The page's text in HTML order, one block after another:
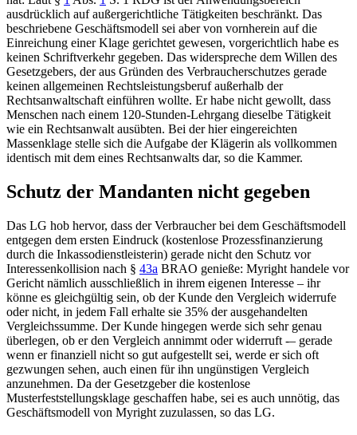
ausdrücklich auf außergerichtliche Tätigkeiten beschränkt. Das
beschriebene Geschäftsmodell sei aber von vornherein auf die
Einreichung einer Klage gerichtet gewesen, vorgerichtlich habe es
keinen Schriftverkehr gegeben. Das widerspreche dem Willen des
Gesetzgebers, der aus Gründen des Verbraucherschutzes gerade
keinen allgemeinen Rechtsleistungsberuf außerhalb der
Rechtsanwaltschaft einführen wollte. Er habe nicht gewollt, dass
Menschen nach einem 120-Stunden-Lehrgang dieselbe Tätigkeit
wie ein Rechtsanwalt ausübten. Bei der hier eingereichten
Massenklage stelle sich die Aufgabe der Klägerin als vollkommen
identisch mit dem eines Rechtsanwalts dar, so die Kammer.
Schutz der Mandanten nicht gegeben
Das LG hob hervor, dass der Verbraucher bei dem Geschäftsmodell
entgegen dem ersten Eindruck (kostenlose Prozessfinanzierung
durch die Inkassodienstleisterin) gerade nicht den Schutz vor
Interessenkollision nach § 43a BRAO genieße: Myright handele vor
Gericht nämlich ausschließlich in ihrem eigenen Interesse – ihr
könne es gleichgültig sein, ob der Kunde den Vergleich widerrufe
oder nicht, in jedem Fall erhalte sie 35% der ausgehandelten
Vergleichssumme. Der Kunde hingegen werde sich sehr genau
überlegen, ob er den Vergleich annimmt oder widerruft -– gerade
wenn er finanziell nicht so gut aufgestellt sei, werde er sich oft
gezwungen sehen, auch einen für ihn ungünstigen Vergleich
anzunehmen. Da der Gesetzgeber die kostenlose
Musterfeststellungsklage geschaffen habe, sei es auch unnötig, das
Geschäftsmodell von Myright zuzulassen, so das LG.